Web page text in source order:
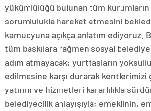
yükümlülüğü bulunan tüm kurumların
sorumlulukla hareket etmesini
kamuoyuna açıkça anlatım ediyoruz.
tüm baskılara rağmen sosyal
adım atmayacak; yurttaşların
edilmesine karşı durarak kentlerimizi
yatırım ve hizmetleri kararlılıkla
belediyecilik anlayışıyla; emeklinin,